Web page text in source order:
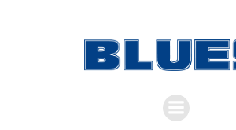
springen